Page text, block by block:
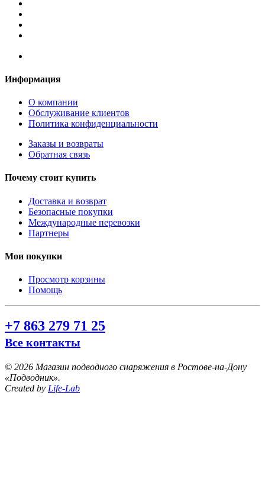
Информация
О компании
Обслуживание клиентов
Политика конфиденциальности
Заказы и возвраты
Обратная связь
Почему стоит купить
Доставка и возврат
Безопасные покупки
Международные перевозки
Партнеры
Мои покупки
Просмотр корзины
Помощь
+7 863 279 71 25
Все контакты
© 2026 Магазин подводного снаряжения в Ростове-на-Дону
«Подводник».
Created by Life-Lab